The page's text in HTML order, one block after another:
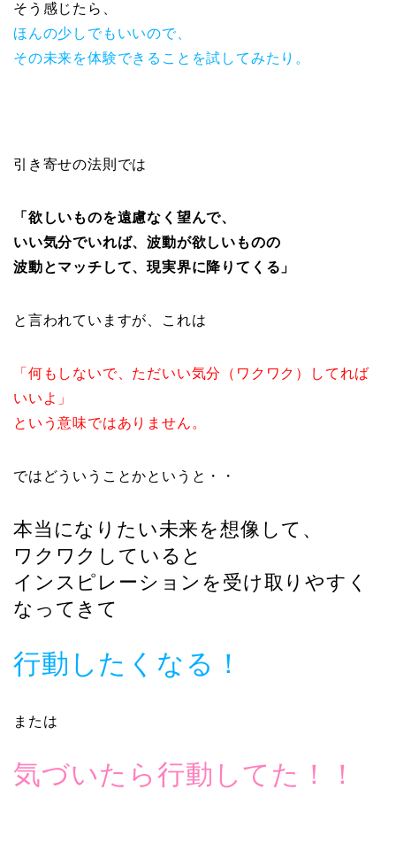
そう感じたら、
ほんの少しでもいいので、
その未来を体験できることを試してみたり。
引き寄せの法則では
「欲しいものを遠慮なく望んで、
いい気分でいれば、波動が欲しいものの
波動とマッチして、現実界に降りてくる」
と言われていますが、これは
「何もしないで、ただいい気分（ワクワク）してれば
いいよ」
という意味ではありません。
ではどういうことかというと・・
本当になりたい未来を想像して、
ワクワクしていると
インスピレーションを受け取りやすく
なってきて
行動したくなる！
または
気づいたら行動してた！！